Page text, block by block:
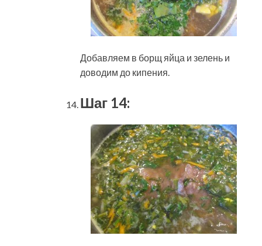
Добавляем в борщ яйца и зелень и
доводим до кипения.
Шаг 14: